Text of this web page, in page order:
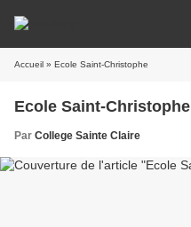
Accueil » Ecole Saint-Christophe
Ecole Saint-Christophe
Par College Sainte Claire